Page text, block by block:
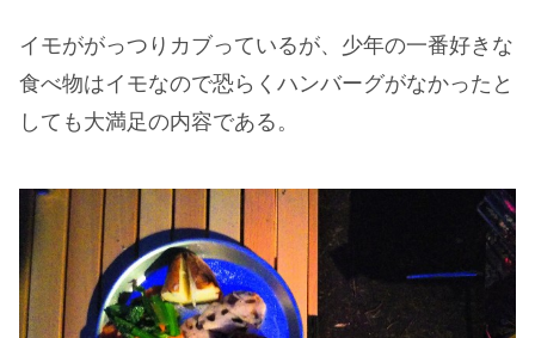
イモががっつりカブっているが、少年の一番好きな
食べ物はイモなので恐らくハンバーグがなかったと
しても大満足の内容である。